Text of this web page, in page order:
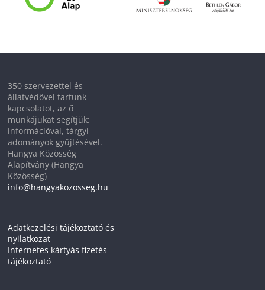
350 szervezettel és
állatvédővel tartunk
kapcsolatot, az ő
munkájukat segítjük:
információval, tárgyi
adományok gyűjtésével.
Hangya Közösség
Alapítvány (Hangya
Közösség)
info@hangyakozosseg.hu
Adatkezelési tájékoztató és
nyilatkozat
Internetes kártyás fizetés
tájékoztató